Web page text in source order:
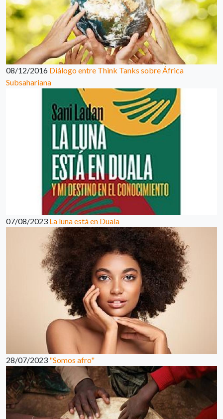
08/12/2016 Diálogo entre Think Tanks sobre África
Subsahariana
07/08/2023 La luna está en Duala
28/07/2023 "Somos afro"